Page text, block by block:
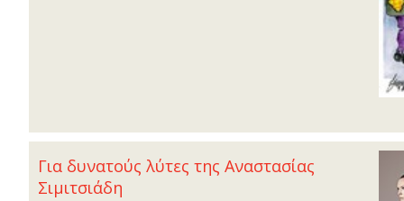
Για δυνατούς λύτες της Αναστασίας
Σιµιτσιάδη